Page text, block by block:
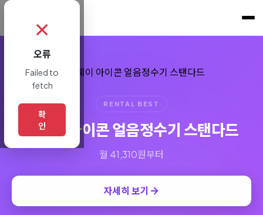
RENTAL BEST
코웨이 아이콘 얼음정수기 스탠다드
월 41,310원부터
자세히 보기
✗
오류
Failed to
fetch
확
인